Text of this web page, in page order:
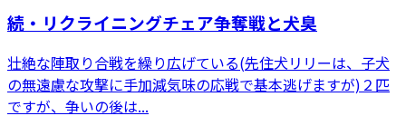
続・リクライニングチェア争奪戦と犬臭
壮絶な陣取り合戦を繰り広げている(先住犬リリーは、子犬
の無遠慮な攻撃に手加減気味の応戦で基本逃げますが)２匹
ですが、争いの後は...